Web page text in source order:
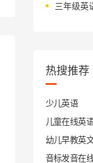
三年级英
热搜推荐
少儿英语
儿童在线英
幼儿早教英